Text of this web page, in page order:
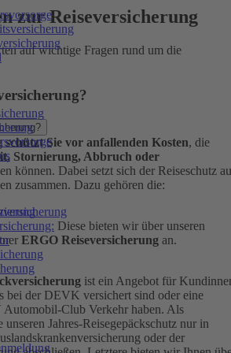
zur Reiseversicherung
auf wichtige Fragen rund um die
schützt Sie vor anfallenden Kosten, die
Stornierung, Abbruch oder
können. Dabei setzt sich der Reiseschutz
zusammen. Dazu gehören die:
Diese bieten wir über unseren
ERGO Reiseversicherung an.
ist ein Angebot für
bei der DEVK versichert sind oder eine
Club Verkehr haben. Als
unseren Jahres-Reisegepäckschutz nur in
oder der